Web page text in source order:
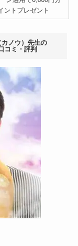
ントプレゼント
ノウ） 先生の
コミ・評判